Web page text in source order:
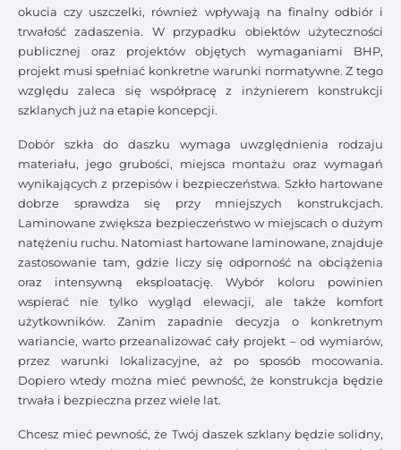
okucia czy uszczelki, również wpływają na finalny odbiór i
trwałość zadaszenia. W przypadku obiektów użyteczności
publicznej oraz projektów objętych wymaganiami BHP,
projekt musi spełniać konkretne warunki normatywne. Z tego
względu zaleca się współpracę z inżynierem konstrukcji
szklanych już na etapie koncepcji.
Dobór szkła do daszku wymaga uwzględnienia rodzaju
materiału, jego grubości, miejsca montażu oraz wymagań
wynikających z przepisów i bezpieczeństwa. Szkło hartowane
dobrze sprawdza się przy mniejszych konstrukcjach.
Laminowane zwiększa bezpieczeństwo w miejscach o dużym
natężeniu ruchu. Natomiast hartowane laminowane, znajduje
zastosowanie tam, gdzie liczy się odporność na obciążenia
oraz intensywną eksploatację. Wybór koloru powinien
wspierać nie tylko wygląd elewacji, ale także komfort
użytkowników. Zanim zapadnie decyzja o konkretnym
wariancie, warto przeanalizować cały projekt – od wymiarów,
przez warunki lokalizacyjne, aż po sposób mocowania.
Dopiero wtedy można mieć pewność, że konstrukcja będzie
trwała i bezpieczna przez wiele lat.
Chcesz mieć pewność, że Twój daszek szklany będzie solidny,